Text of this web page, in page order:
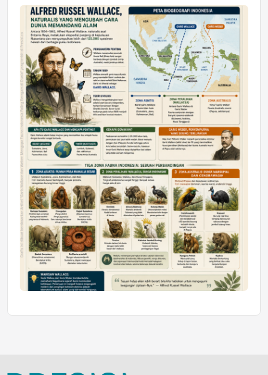
Jumat, 17 Jul 2026 22:30
DAERAH
Astra Motor Kalimantan Timur 2 Dukung
Mahasiswa Samarinda dalam Astra
Honda SDGs Future Leaders 2026
Jumat, 10 Jul 2026 19:01